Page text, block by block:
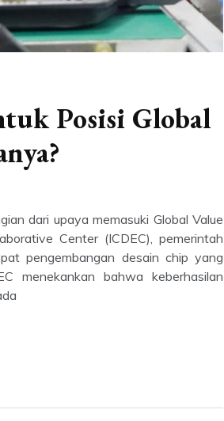
Posisi Global
dari upaya memasuki Global Value
Center (ICDEC), pemerintah
pengembangan desain chip yang
menekankan bahwa keberhasilan